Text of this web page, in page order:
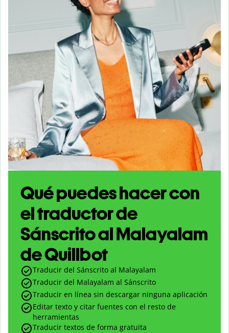
Qué puedes hacer con
el traductor de
Sánscrito al Malayalam
de Quillbot
Traducir del Sánscrito al Malayalam
Traducir del Malayalam al Sánscrito
Traducir en línea sin descargar ninguna aplicación
Editar texto y citar fuentes con el resto de
herramientas
Traducir textos de forma gratuita